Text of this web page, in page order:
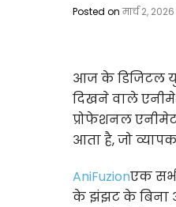
Posted onमार्च 2, 2026
आज के डिजिटल
दिखने वाले
प्रोफेशनल
आता है, जो
AniFuzionएक
के झंझट के बिना